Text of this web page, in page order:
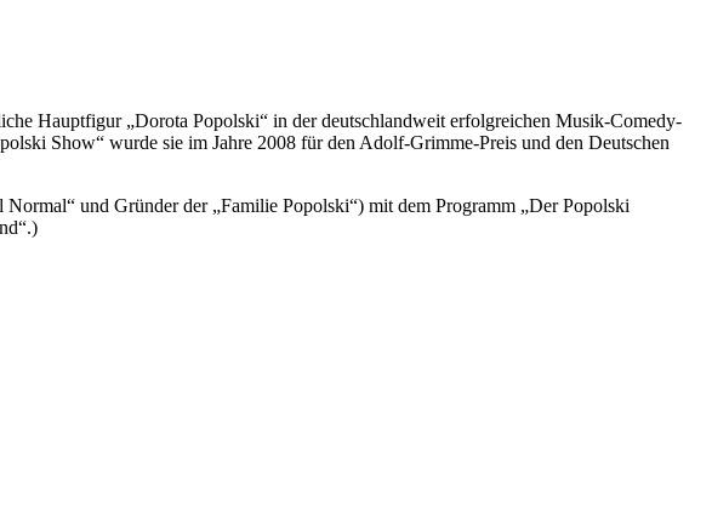
Hauptfigur „Dorota Popolski“ in der deutschlandweit erfolgreichen Musik-Comedy-
Show“ wurde sie im Jahre 2008 für den Adolf-Grimme-Preis und den Deutschen
und Gründer der „Familie Popolski“) mit dem Programm „Der Popolski